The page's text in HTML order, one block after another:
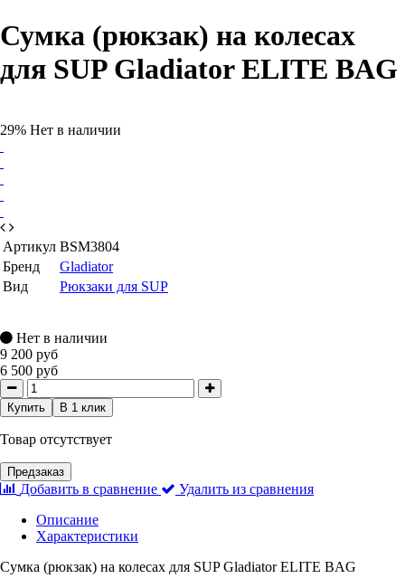
Сумка (рюкзак) на колесах
для SUP Gladiator ELITE BAG
29% Нет в наличии
Артикул BSM3804
Бренд
Gladiator
Вид
Рюкзаки для SUP
Нет в наличии
9 200 руб
6 500 руб
Купить В 1 клик
Товар отсутствует
Предзаказ
Добавить в сравнение
Удалить из сравнения
Описание
Характеристики
Сумка (рюкзак) на колесах для SUP Gladiator ELITE BAG